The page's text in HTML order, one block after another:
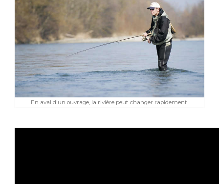
En aval d'un ouvrage, la rivière peut changer rapidement.